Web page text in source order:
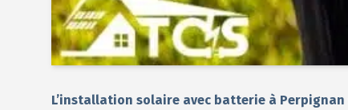
L’installation solaire avec batterie à Perpignan